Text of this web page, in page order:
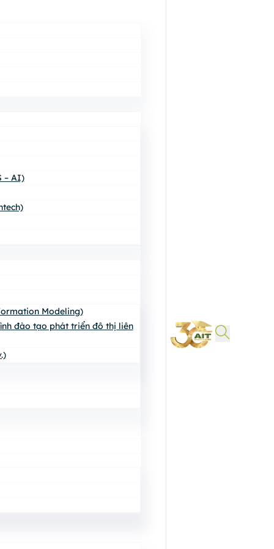
– AI)
Modeling)
đào tạo phát triển đô thị liên